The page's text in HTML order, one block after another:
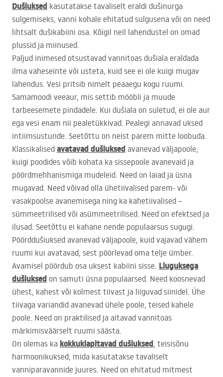
Dušiuksed kasutatakse tavaliselt eraldi dušinurga
sulgemiseks, vanni kohale ehitatud sulgusena või on need
lihtsalt dušikabiini osa. Kõigil neil lahendustel on omad
plussid ja miinused.
Paljud inimesed otsustavad vannitoas dušiala eraldada
ilma vaheseinte või usteta, kuid see ei ole kuigi mugav
lahendus. Vesi pritsib nimelt peaaegu kogu ruumi.
Samamoodi veeaur, mis settib mööbli ja muude
tarbeesemete pindadele. Kui dušiala on suletud, ei ole aur
ega vesi enam nii pealetükkivad. Pealegi annavad uksed
intiimsustunde. Seetõttu on neist parem mitte loobuda.
Klassikalised avatavad dušiuksed avanevad väljapoole,
kuigi poodides võib kohata ka sissepoole avanevaid ja
pöördmehhanismiga mudeleid. Need on laiad ja üsna
mugavad. Need võivad olla ühetiivalised parem- või
vasakpoolse avanemisega ning ka kahetiivalised –
sümmeetrilised või asümmeetrilised. Need on efektsed ja
ilusad. Seetõttu ei kahane nende populaarsus sugugi.
Pöörddušiuksed avanevad väljapoole, kuid vajavad vähem
ruumi kui avatavad, sest pöörlevad oma telje ümber.
Avamisel pöördub osa uksest kabiini sisse. Liuguksega
dušiuksed on samuti üsna populaarsed. Need koosnevad
ühest, kahest või kolmest tiivast ja liiguvad siinidel. Ühe
tiivaga variandid avanevad ühele poole, teised kahele
poole. Need on praktilised ja aitavad vannitoas
märkimisväärselt ruumi säästa.
On olemas ka kokkuklapitavad dušiuksed, teisisõnu
harmoonikuksed, mida kasutatakse tavaliselt
vanniparavannide juures. Need on ehitatud mitmest